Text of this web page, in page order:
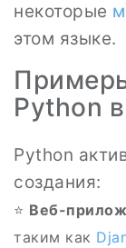
некоторые
этом языке.
Python
Python
создания:
⭐ Веб-
таким как